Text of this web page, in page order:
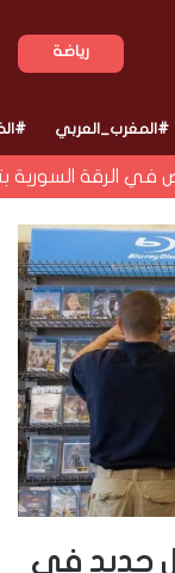
رياضة
#المغرب_العربي
السورية
جديد في